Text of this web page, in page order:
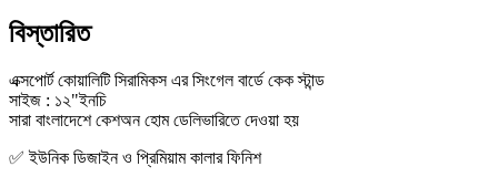
বিস্তারিত
এক্সপোর্ট কোয়ালিটি সিরামিকস এর সিংগেল বার্ডে কেক স্টান্ড
সাইজ : ১২"ইনচি
সারা বাংলাদেশে কেশঅন হোম ডেলিভারিতে দেওয়া হয়
✅ ইউনিক ডিজাইন ও প্রিমিয়াম কালার ফিনিশ